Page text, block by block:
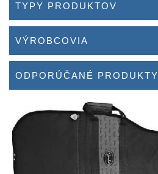
TYPY PRODUKTOV
VÝROBCOVIA
ODPORÚČANÉ PRODUKTY